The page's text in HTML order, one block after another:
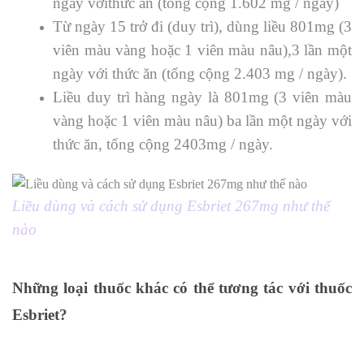
Từ ngày 15 trở đi (duy trì), dùng liều 801mg (3
viên màu vàng hoặc 1 viên màu nâu),3 lần một
ngày với thức ăn (tổng cộng 2.403 mg / ngày).
Liều duy trì hàng ngày là 801mg (3 viên màu
vàng hoặc 1 viên màu nâu) ba lần một ngày với
thức ăn, tổng cộng 2403mg / ngày.
Liều dùng và cách sử dụng Esbriet 267mg như thế
nào
Những loại thuốc khác có thể tương tác với thuốc
Esbriet?